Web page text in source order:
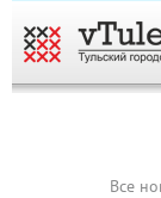
Все